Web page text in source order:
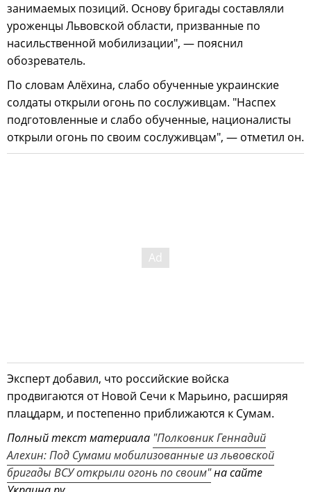
занимаемых позиций. Основу бригады составляли
уроженцы Львовской области, призванные по
насильственной мобилизации", — пояснил
обозреватель.
По словам Алёхина, слабо обученные украинские
солдаты открыли огонь по сослуживцам. "Наспех
подготовленные и слабо обученные, националисты
открыли огонь по своим сослуживцам", — отметил он.
Эксперт добавил, что российские войска
продвигаются от Новой Сечи к Марьино, расширяя
плацдарм, и постепенно приближаются к Сумам.
Полный текст материала "Полковник Геннадий
Алехин: Под Сумами мобилизованные из львовской
бригады ВСУ открыли огонь по своим"на сайте